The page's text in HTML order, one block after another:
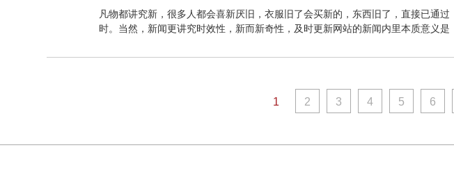
凡物都讲究新，很多人都会喜新厌旧，衣服旧了会买新的，东西旧了，直接已通过
时。当然，新闻更讲究时效性，新而新奇性，及时更新网站的新闻内里本质意义是
的网页，请从Spotify得到提示。固然存在导航元素，但是她们被很大的环境横幅和
求的整个。 现在是互联网迅速发展的时刻，不论是我们要做的个人站点或者公司网
站，网站上线后后给用户展现有作用、有帮助参照价值的内里本质意义，在页面交
互体验认识能与用户友好。这样才是总算一个成功的网站建设。
1 2 3 4 5 6